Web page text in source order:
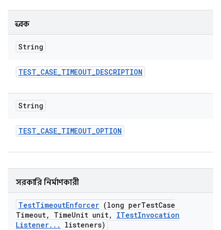
ধ্রুবক
String
TEST_CASE_TIMEOUT_DESCRIPTION
String
TEST_CASE_TIMEOUT_OPTION
সরকারি নির্মাণকারী
TestTimeoutEnforcer (long perTestCase
Timeout, TimeUnit unit, ITestInvocation
Listener. . . listeners)